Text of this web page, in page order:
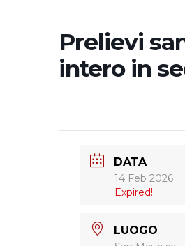
Prelievi
intero in
DATA
14 Feb 2026
Expired!
LUOGO